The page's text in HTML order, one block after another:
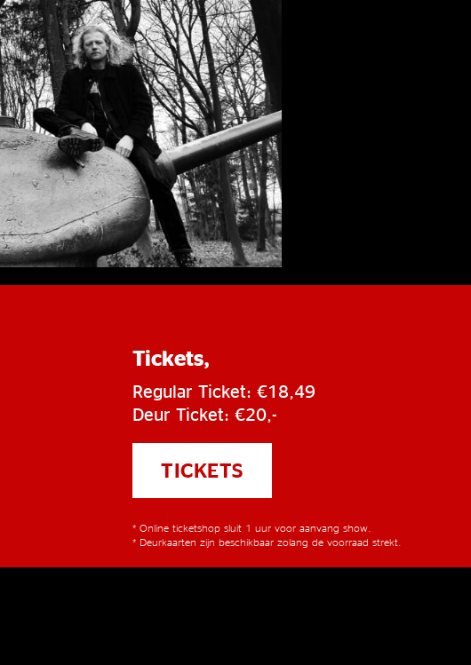
Tickets,
Regular Ticket: €18,49
Deur Ticket: €20,-
TICKETS
* Online ticketshop sluit 1 uur voor aanvang show.
* Deurkaarten zijn beschikbaar zolang de voorraad strekt.